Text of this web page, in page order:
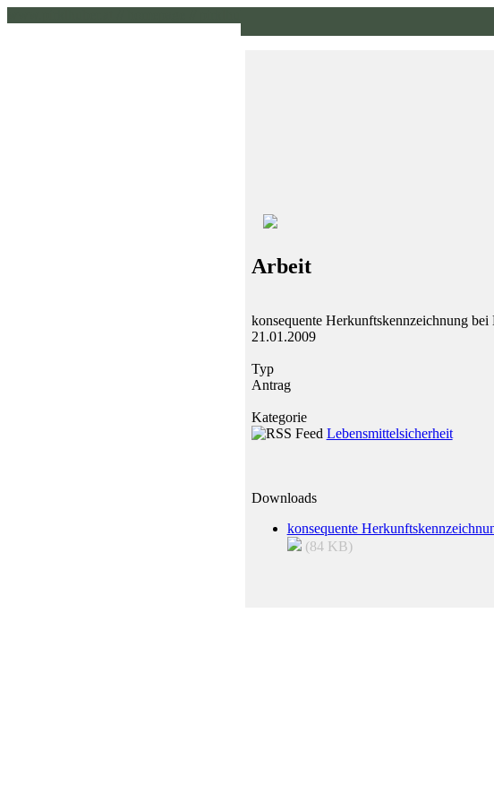
Arbeit
konsequente Herkunftskennzeichnung
21.01.2009
Typ
Antrag
Kategorie
Lebensmittelsicherheit
Downloads
konsequente
(84 KB)